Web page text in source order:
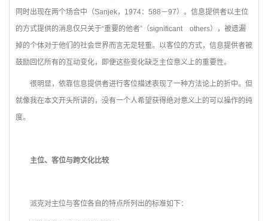
同时出现在两个场合中（Sanjek，1974：588－97）。信息提供者以主位
的方式提供的消息仅只关于“重要的他者”（significant others），被遗漏
掉的个体对于他们的社会世界而言无足轻重。以客位的方式，信息提供者被
鼓励回忆所有的互动变化，即便这些变化缺乏主位意义上的重要性。
很明显，依靠信息提供者进行客位描述表现了一种方法论上的折中。但
就像我在本文开头所讲的，没有一个人希望获得绝对意义上的可以操作的纯
度。
主位、客位与跨文化比较
派克对主位与客位各自的特点所列出的标准如下：